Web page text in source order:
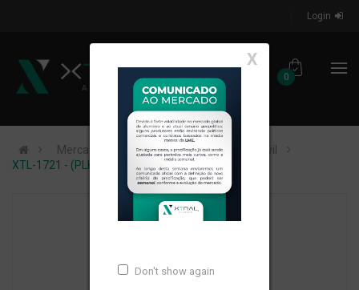
Login
0
X
Don't show again
Mercados de Atuação
Construção Civil
XTL-1721 - (PLK-0262) - PESO LINEAR: 0,545kg/m